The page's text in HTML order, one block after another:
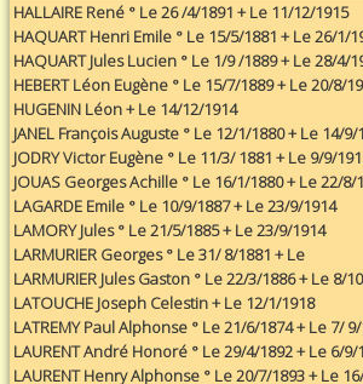
HALLAIRE René ° Le 26 /4/1891 + Le 11/12/1915
HAQUART Henri Emile ° Le 15/5/1881 + Le 26/1/
HAQUART Jules Lucien ° Le 1/9 /1889 + Le 28/4/
HEBERT Léon Eugène ° Le 15/7/1889 + Le 20/8/
HUGENIN Léon + Le 14/12/1914
JANEL François Auguste ° Le 12/1/1880 + Le 14/9/
JODRY Victor Eugène ° Le 11/3/ 1881 + Le 9/9/
JOUAS Georges Achille ° Le 16/1/1880 + Le 22/8/
LAGARDE Emile ° Le 10/9/1887 + Le 23/9/1914
LAMORY Jules ° Le 21/5/1885 + Le 23/9/1914
LARMURIER Georges ° Le 31/ 8/1881 + Le
LARMURIER Jules Gaston ° Le 22/3/1886 + Le 8/
LATOUCHE Joseph Celestin + Le 12/1/1918
LATREMY Paul Alphonse ° Le 21/6/1874 + Le 7/
LAURENT André Honoré ° Le 29/4/1892 + Le 6/9/
LAURENT Henry Alphonse ° Le 20/7/1893 + Le